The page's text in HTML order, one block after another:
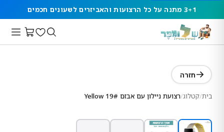
3+1 מתנה על כל הרצועות והאביזרים לשעונים חכמים
חזרה
בית/קטלוג/רצועת ניילון עם אבזם 19# Yellow